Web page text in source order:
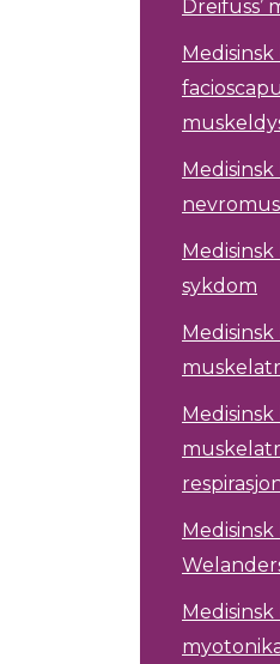
Dreifuss’
sykdom
Medisinsk
Medisinsk